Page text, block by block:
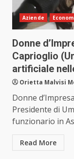
Aziende
Donne
Caprioglio
artificiale
Orietta Malvisi
Donne
Presidente di
funzionario in
Read More